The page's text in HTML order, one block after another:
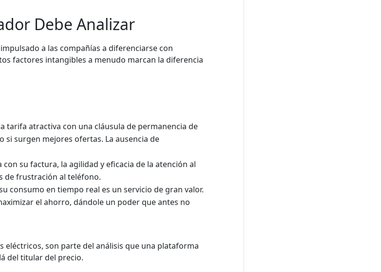
Debe Analizar
a las compañías a diferenciarse con
factores intangibles a menudo marcan la diferencia
tarifa atractiva con una cláusula de permanencia de
si surgen mejores ofertas. La ausencia de
su factura, la agilidad y eficacia de la atención al
de frustración al teléfono.
consumo en tiempo real es un servicio de gran valor.
el ahorro, dándole un poder que antes no
eléctricos, son parte del análisis que una plataforma
del titular del precio.